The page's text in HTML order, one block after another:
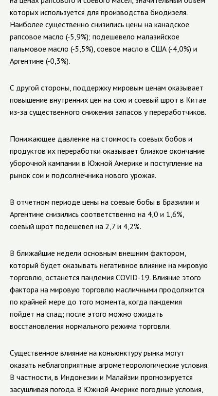
которых используется для производства биодизеля.
Наиболее существенно снизились цены на канадское
рапсовое масло (-5,9%); подешевело малазийское
пальмовое масло (-5,5%), соевое масло в США (-4,0%) и
Аргентине (-0,3%).
С другой стороны, поддержку мировым ценам оказывает
повышение внутренних цен на сою и соевый шрот в Китае
из-за существенного снижения запасов у переработчиков.
Понижающее давление на стоимость соевых бобов и
продуктов их переработки оказывает близкое окончание
уборочной кампании в Южной Америке и поступление на
рынок сои и подсолнечника нового урожая.
В отчетном периоде цены на соевые бобы в Бразилии и
Аргентине снизились соответственно на 4,0 и 1,6%,
соевый шрот подешевел на 2,7 и 4,2%.
В ближайшие недели основным внешним фактором,
который будет оказывать негативное влияние на мировую
торговлю, останется пандемия COVID-19. Влияние этого
фактора на мировую торговлю масличными продолжится
по крайней мере до того момента, когда пандемия
пойдет на спад; после этого можно ожидать
восстановления нормального режима торговли.
Существенное влияние на конъюнктуру рынка могут
оказать неблагоприятные агрометеорологические условия.
В частности, в Индонезии и Малайзии прогнозируется
засушливая погода. В Южной Америке погодные условия,